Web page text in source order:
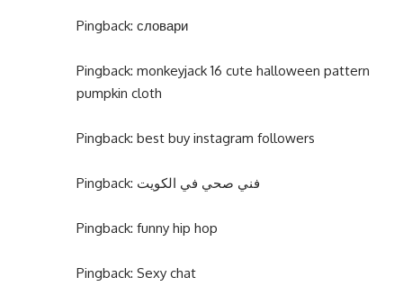
Pingback: словари
Pingback: monkeyjack 16 cute halloween pattern
pumpkin cloth
Pingback: best buy instagram followers
Pingback: فني صحي في الكويت
Pingback: funny hip hop
Pingback: Sexy chat